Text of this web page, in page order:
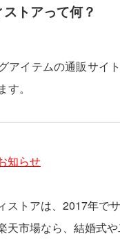
トアって何？
アイテムの通販サイト
す。
知らせ
ストアは、2017年で
天市場なら、結婚式